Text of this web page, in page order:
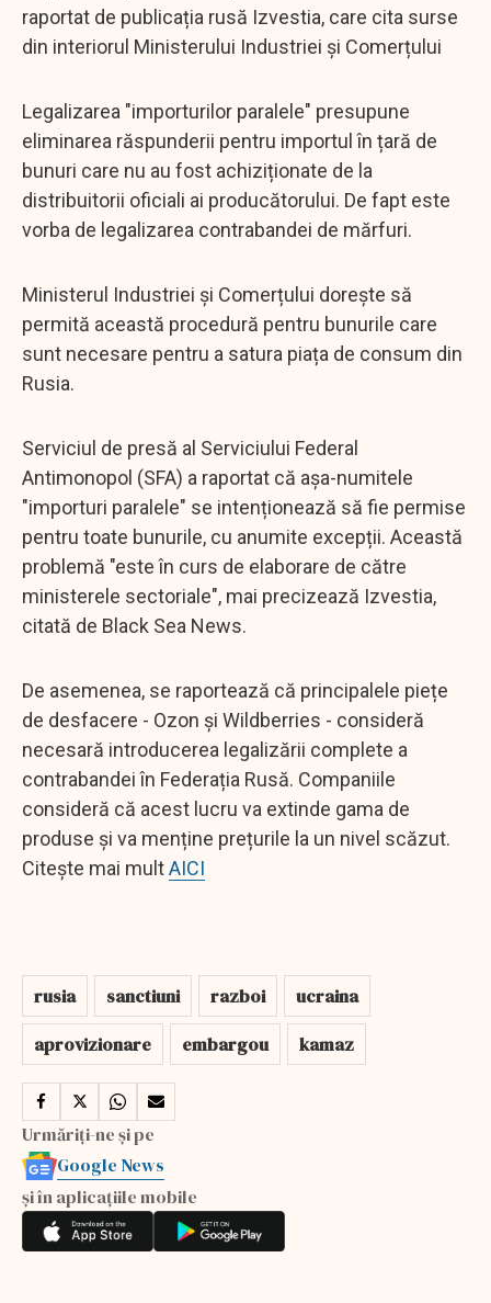
raportat de publicația rusă Izvestia, care cita surse
din interiorul Ministerului Industriei și Comerțului
Legalizarea "importurilor paralele" presupune
eliminarea răspunderii pentru importul în țară de
bunuri care nu au fost achiziționate de la
distribuitorii oficiali ai producătorului. De fapt este
vorba de legalizarea contrabandei de mărfuri.
Ministerul Industriei și Comerțului dorește să
permită această procedură pentru bunurile care
sunt necesare pentru a satura piața de consum din
Rusia.
Serviciul de presă al Serviciului Federal
Antimonopol (SFA) a raportat că așa-numitele
"importuri paralele" se intenționează să fie permise
pentru toate bunurile, cu anumite excepții. Această
problemă "este în curs de elaborare de către
ministerele sectoriale", mai precizează Izvestia,
citată de Black Sea News.
De asemenea, se raportează că principalele piețe
de desfacere - Ozon și Wildberries - consideră
necesară introducerea legalizării complete a
contrabandei în Federația Rusă. Companiile
consideră că acest lucru va extinde gama de
produse și va menține prețurile la un nivel scăzut.
Citește mai multAICI
rusia sanctiuni razboi
ucraina
aprovizionare
embargou kamaz
Urmăriți-ne și pe
Google News
și în aplicațiile mobile